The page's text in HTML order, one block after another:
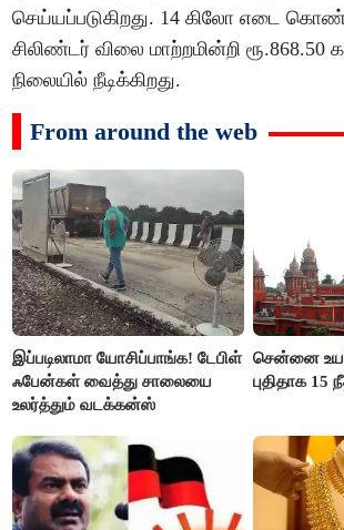
செய்யப்படுகிறது. 14 கிலோ எடை
சிலிண்டர் விலை மாற்றமின்றி ரூ.868.50
நிலையில் நீடிக்கிறது.
From around the web
இப்படிலாமா யோசிப்பாங்க! டேபிள்
ஃபேன்கள் வைத்து சாலையை
உலர்த்தும் வடக்கன்ஸ்
சென்னை
புதிதாக 15